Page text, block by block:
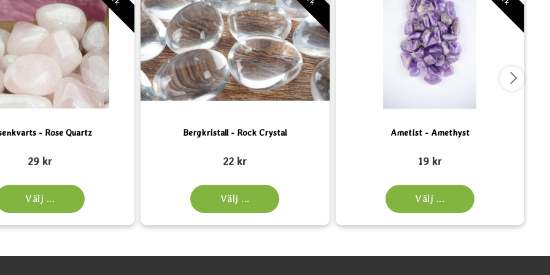
- Rose Quartz
29 kr
Välj ...
Bergkristall - Rock Crystal
22 kr
Välj ...
Ametist - Amethyst
19 kr
Välj ...